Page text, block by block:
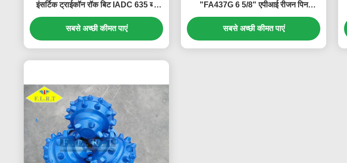
इंसर्टिक ट्राईकॉन रॉक बिट IADC 635 ब्लू
कलर
सबसे अच्छी कीमत पाएं
"FA437G 6 5/8" एपीआई रीजन पिन
पेट्रोलियम ड्रिलिंग के लिए
सबसे अच्छी कीमत पाएं